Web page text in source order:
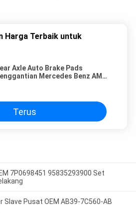
Harga Terbaik untuk
Axle Auto Brake Pads
Mercedes Benz AMG
Terus
7P0698451 95835293900 Set
Pusat OEM AB39-7C560-AB